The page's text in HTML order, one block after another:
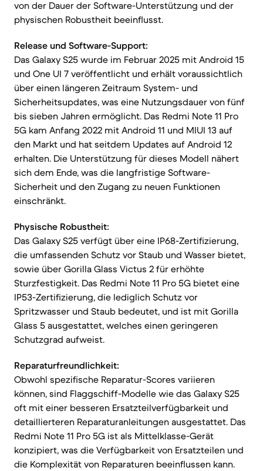
von der Dauer der Software-Unterstützung und der
physischen Robustheit beeinflusst.
Release und Software-Support:
Das Galaxy S25 wurde im Februar 2025 mit Android 15
und One UI 7 veröffentlicht und erhält voraussichtlich
über einen längeren Zeitraum System- und
Sicherheitsupdates, was eine Nutzungsdauer von fünf
bis sieben Jahren ermöglicht. Das Redmi Note 11 Pro
5G kam Anfang 2022 mit Android 11 und MIUI 13 auf
den Markt und hat seitdem Updates auf Android 12
erhalten. Die Unterstützung für dieses Modell nähert
sich dem Ende, was die langfristige Software-
Sicherheit und den Zugang zu neuen Funktionen
einschränkt.
Physische Robustheit:
Das Galaxy S25 verfügt über eine IP68-Zertifizierung,
die umfassenden Schutz vor Staub und Wasser bietet,
sowie über Gorilla Glass Victus 2 für erhöhte
Sturzfestigkeit. Das Redmi Note 11 Pro 5G bietet eine
IP53-Zertifizierung, die lediglich Schutz vor
Spritzwasser und Staub bedeutet, und ist mit Gorilla
Glass 5 ausgestattet, welches einen geringeren
Schutzgrad aufweist.
Reparaturfreundlichkeit:
Obwohl spezifische Reparatur-Scores variieren
können, sind Flaggschiff-Modelle wie das Galaxy S25
oft mit einer besseren Ersatzteilverfügbarkeit und
detaillierteren Reparaturanleitungen ausgestattet. Das
Redmi Note 11 Pro 5G ist als Mittelklasse-Gerät
konzipiert, was die Verfügbarkeit von Ersatzteilen und
die Komplexität von Reparaturen beeinflussen kann.